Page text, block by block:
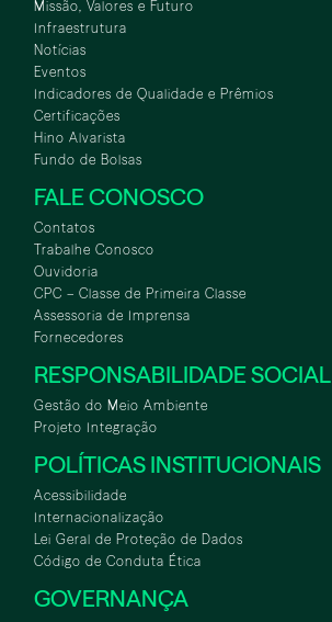
Missão, Valores e Futuro
Infraestrutura
Notícias
Eventos
Indicadores de Qualidade e Prêmios
Certificações
Hino Alvarista
Fundo de Bolsas
FALE CONOSCO
Contatos
Trabalhe Conosco
Ouvidoria
CPC – Classe de Primeira Classe
Assessoria de Imprensa
Fornecedores
RESPONSABILIDADE SOCIAL
Gestão do Meio Ambiente
Projeto Integração
POLÍTICAS INSTITUCIONAIS
Acessibilidade
Internacionalização
Lei Geral de Proteção de Dados
Código de Conduta Ética
GOVERNANÇA